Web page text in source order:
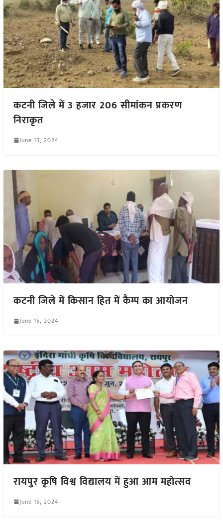
कटनी जिले में 3 हजार 206 सीमांकन प्रकरण
निराकृत
June 15, 2024
कटनी जिले में किसान हित में कैम्प का आयोजन
June 15, 2024
रायपुर कृषि विश्व विद्यालय में हुआ आम महोत्सव
June 15, 2024